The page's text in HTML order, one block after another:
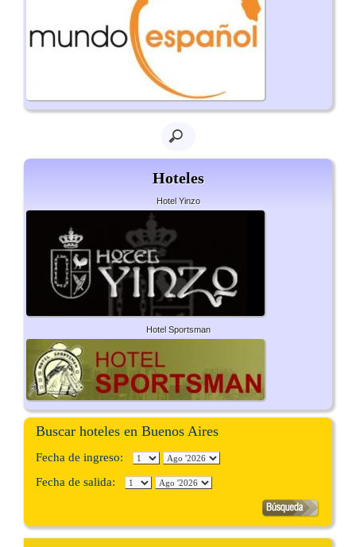
Hoteles
Hotel Yinzo
Hotel Sportsman
Buscar hoteles en Buenos Aires
Fecha de ingreso:
Fecha de salida: